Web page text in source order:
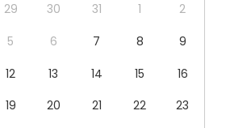
29 30 31 1
2
5 6 7 8
9
12 13 14 15
16
19 20 21 22
23